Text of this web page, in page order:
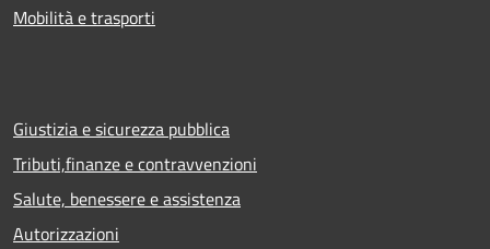
Mobilità e trasporti
Giustizia e sicurezza pubblica
Tributi,finanze e contravvenzioni
Salute, benessere e assistenza
Autorizzazioni